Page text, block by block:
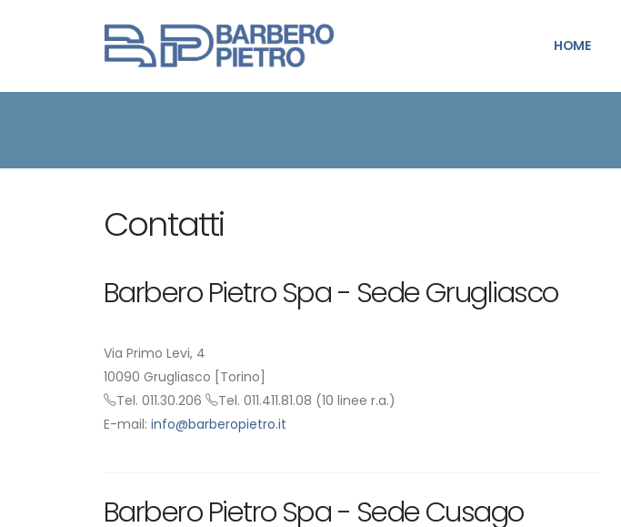
HOME
Contatti
Barbero Pietro Spa - Sede Grugliasco
Via Primo Levi, 4
10090 Grugliasco [Torino]
Tel. 011.30.206
Tel. 011.411.81.08 (10 linee r.a.)
E-mail: info@barberopietro.it
Barbero Pietro Spa - Sede Cusago